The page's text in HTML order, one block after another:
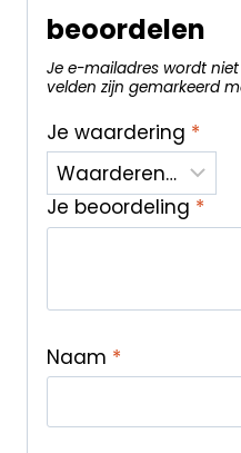
beoordelen
Je e-mailadres wordt
velden zijn gemarkeerd
Je waardering *
Je beoordeling *
Naam *